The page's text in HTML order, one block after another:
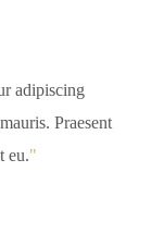
adipiscing
Praesent
eu.